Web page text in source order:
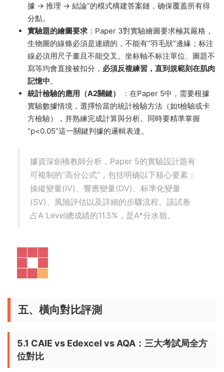
據 → 推理 → 結論”的模式構建答案鏈，确保覆蓋所有得
分點。
實驗題的繪圖要求 ：Paper 3對實驗繪圖要求極其嚴格，
生物圖的線條必須是連續的，不能有“羽毛狀”邊緣；标注
線必須用尺子畫且不能交叉。坐标軸不标注單位、圖題不
寫等均會直接被扣分， 必須反複練習，直到規範刻在肌肉
記憶中。
統計檢驗的應用（A2關鍵）
：在Paper 5中，需要根據
實驗數據情境，選擇恰當的統計檢驗方法（如t檢驗或卡
方檢驗），并熟練完成計算與分析。同時要精準掌握
“p<0.05”這一關鍵判據的邏輯表達。
據資深劍橋教師分析，Paper 5的實驗設計題有
可複制的“高分公式”，包括明确以下核心要素：
操縱變量(IV)、響應變量(DV)、标準化變量
(SV)、風險評估以及詳細的步驟流程。該試卷
占A Level總成績的11.5%，是A*分水嶺。
五、橫向對比評測
5.1 CAIE vs Edexcel vs AQA：三大考試局全方
位對比